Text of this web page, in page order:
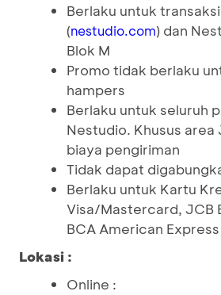
Berlaku untuk
(nestudio.com) dan
Blok M
Promo tidak berlaku
hampers
Berlaku untuk seluruh
Nestudio. Khusus
biaya pengiriman
Tidak dapat
Berlaku untuk Kartu
Visa/Mastercard, JCB
BCA American
Lokasi :
Online :